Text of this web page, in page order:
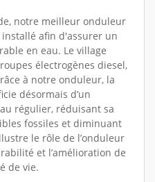
notre meilleur onduleur
afin d'assurer un
en eau. Le village
électrogènes diesel,
à notre onduleur, la
désormais d’un
régulier, réduisant sa
fossiles et diminuant
le rôle de l’onduleur
et l’amélioration de
de vie.